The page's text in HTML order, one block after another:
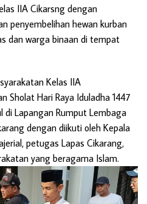
IIA Cikarsng dengan
penyembelihan hewan kurban
dan warga binaan di tempat
Kelas IIA
Sholat Hari Raya Iduladha 1447
Lapangan Rumput Lembaga
dengan diikuti oleh Kepala
petugas Lapas Cikarang,
yang beragama Islam.